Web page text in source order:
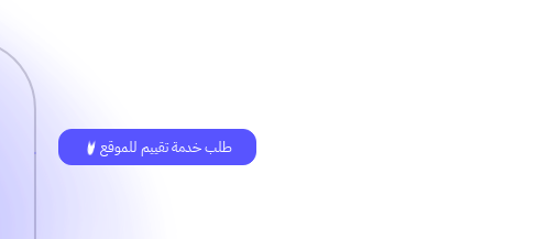
طلب خدمة تقييم للموقع